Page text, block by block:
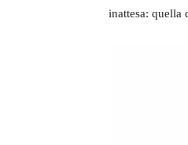
inattesa: quella